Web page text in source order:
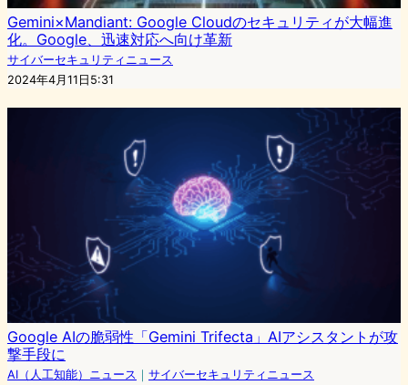
Gemini×Mandiant: Google Cloudのセキュリティが大幅進
化。Google、迅速対応へ向け革新
サイバーセキュリティニュース
2024年4月11日5:31
Google AIの脆弱性「Gemini Trifecta」AIアシスタントが攻
撃手段に
AI（人工知能）ニュース ｜ サイバーセキュリティニュース